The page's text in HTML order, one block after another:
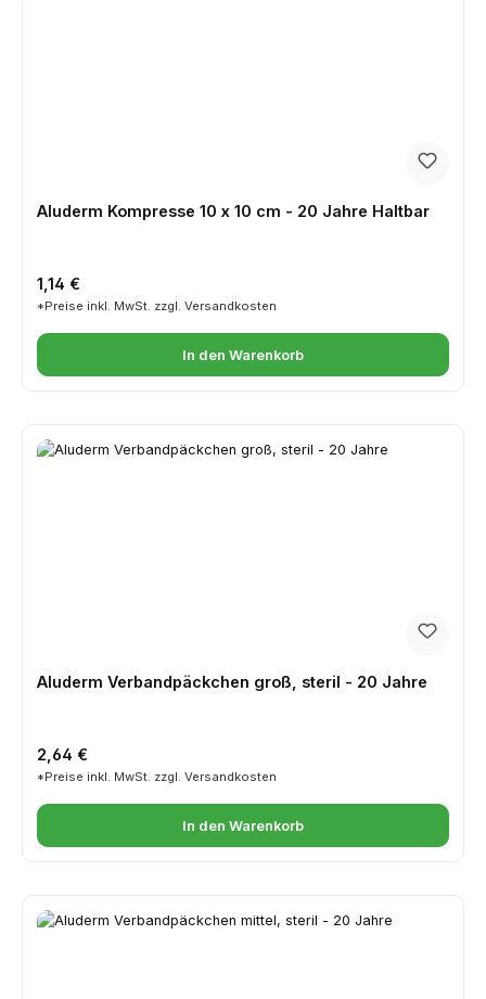
Aluderm Kompresse 10 x 10 cm - 20 Jahre Haltbar
Regulärer Preis:
1,14 €
*Preise inkl. MwSt. zzgl. Versandkosten
In den Warenkorb
Aluderm Verbandpäckchen groß, steril - 20 Jahre
Regulärer Preis:
2,64 €
*Preise inkl. MwSt. zzgl. Versandkosten
In den Warenkorb